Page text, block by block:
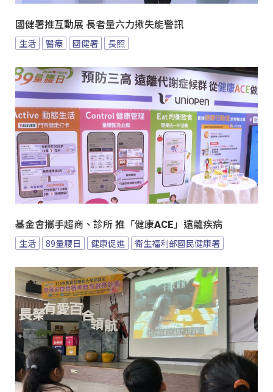
國健署推互動展 長者量六力揪失能警訊
生活 醫療 國健署 長照
基金會攜手超商、診所 推「健康ACE」遠離疾病
生活 89量腰日 健康促進 衛生福利部國民健康署